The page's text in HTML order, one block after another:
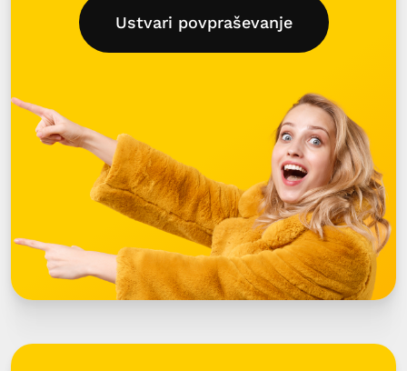
Ustvari povpraševanje